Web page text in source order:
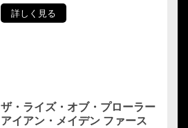
詳しく見る
ザ・ライズ・オブ・プローラー
アイアン・メイデン ファース